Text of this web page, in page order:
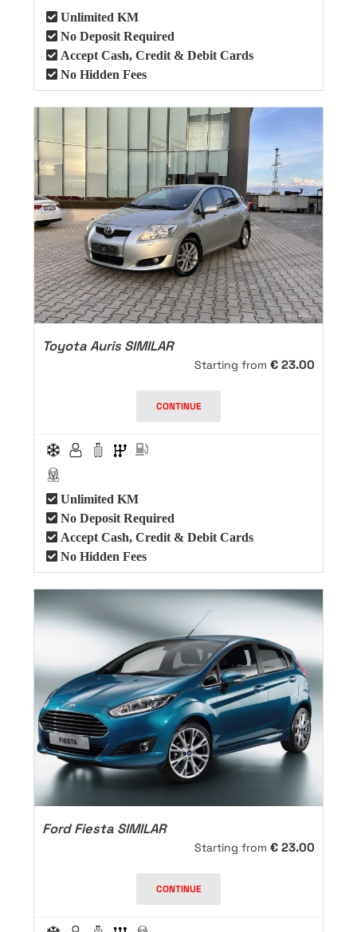
Unlimited KM
No Deposit Required
Accept Cash, Credit & Debit Cards
No Hidden Fees
Toyota Auris SIMILAR
Starting from € 23.00
CONTINUE
Unlimited KM
No Deposit Required
Accept Cash, Credit & Debit Cards
No Hidden Fees
Ford Fiesta SIMILAR
Starting from € 23.00
CONTINUE